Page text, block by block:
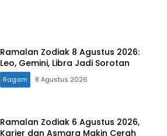
Ramalan Zodiak 8 Agustus 2026:
Leo, Gemini, Libra Jadi Sorotan
Ragam 8 Agustus 2026
Ramalan Zodiak 6 Agustus 2026,
Karier dan Asmara Makin Cerah